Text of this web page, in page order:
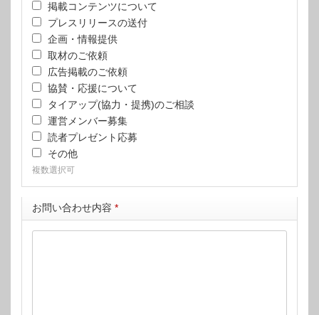
掲載コンテンツについて
プレスリリースの送付
企画・情報提供
取材のご依頼
広告掲載のご依頼
協賛・応援について
タイアップ(協力・提携)のご相談
運営メンバー募集
読者プレゼント応募
その他
複数選択可
お問い合わせ内容 *